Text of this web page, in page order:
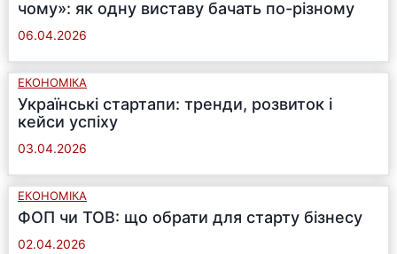
чому»: як одну виставу бачать по-різному
06.04.2026
ЕКОНОМІКА
Українські стартапи: тренди, розвиток і
кейси успіху
03.04.2026
ЕКОНОМІКА
ФОП чи ТОВ: що обрати для старту бізнесу
02.04.2026